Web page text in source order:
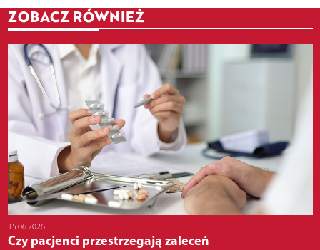
ZOBACZ RÓWNIEŻ
15.06.2026
Czy pacjenci przestrzegają zaleceń